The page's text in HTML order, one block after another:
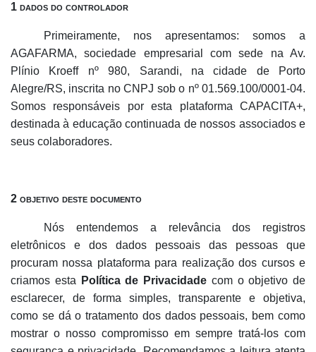
1 dados do controlador
Primeiramente, nos apresentamos: somos a
AGAFARMA, sociedade empresarial com sede na Av.
Plínio Kroeff nº 980, Sarandi, na cidade de Porto
Alegre/RS, inscrita no CNPJ sob o nº 01.569.100/0001-04.
Somos responsáveis por esta plataforma CAPACITA+,
destinada à educação continuada de nossos associados e
seus colaboradores.
2 objetivo deste documento
Nós entendemos a relevância dos registros
eletrônicos e dos dados pessoais das pessoas que
procuram nossa plataforma para realização dos cursos e
criamos esta
Política de Privacidade com o objetivo de
esclarecer, de forma simples, transparente e objetiva,
como se dá o tratamento dos dados pessoais, bem como
mostrar o nosso compromisso em sempre tratá-los com